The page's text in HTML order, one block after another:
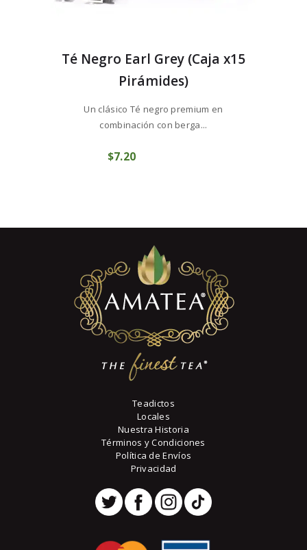
Té Negro Earl Grey (Caja x15
Pirámides)
Un clásico Té negro premium en
combinación con berga...
$7 20
Teadictos
Locales
Nuestra Historia
Términos y Condiciones
Política de Envíos
Privacidad